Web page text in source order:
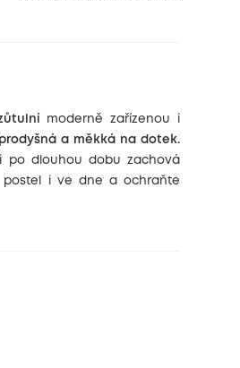
moderně zařízenou i
a měkká na dotek.
po dlouhou dobu zachová
postel i ve dne a ochraňte